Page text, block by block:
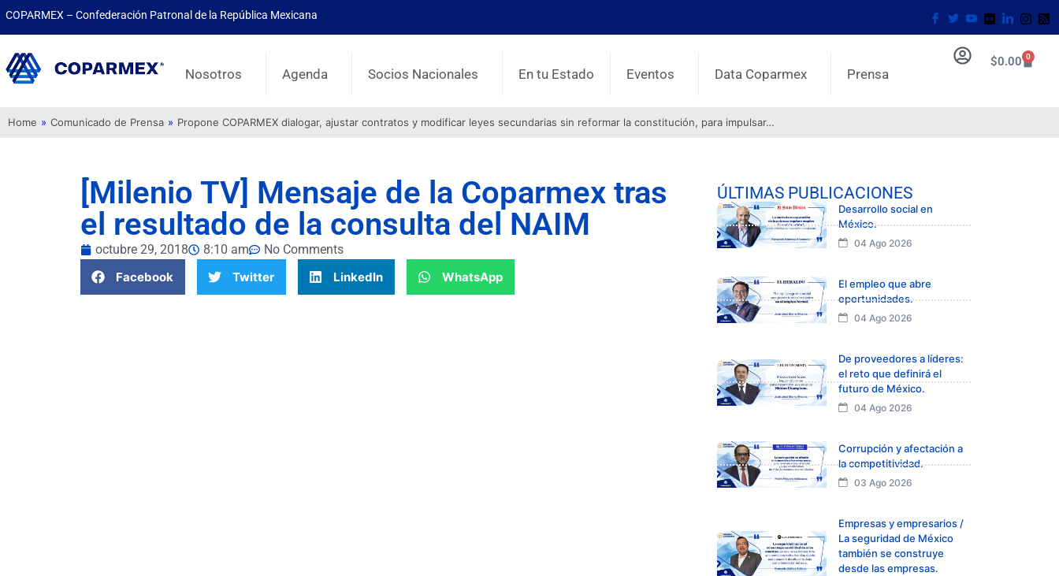
COPARMEX – Confederación Patronal de la República Mexicana
Nosotros Agenda Socios Nacionales En tu Estado Eventos Data Coparmex Prensa
$0.00 0
Home » Comunicado de Prensa » Propone COPARMEX dialogar, ajustar contratos y modificar leyes secundarias sin reformar la constitución, para impulsar…
[Milenio TV] Mensaje de la Coparmex tras
el resultado de la consulta del NAIM
octubre 29, 2018 8:10 am
No Comments
Facebook
Twitter LinkedIn WhatsApp
ÚLTIMAS PUBLICACIONES
Desarrollo social en
México.
04 Ago 2026
El empleo que abre
oportunidades.
04 Ago 2026
De proveedores a líderes:
el reto que definirá el
futuro de México.
04 Ago 2026
Corrupción y afectación a
la competitividad.
03 Ago 2026
Empresas y empresarios /
La seguridad de México
también se construye
desde las empresas.